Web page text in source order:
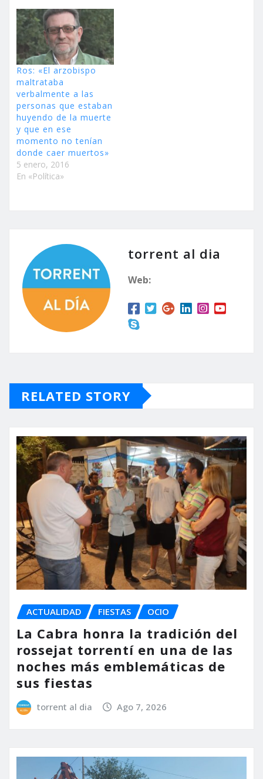
Ros: «El arzobispo
maltrataba
verbalmente a las
personas que estaban
huyendo de la muerte
y que en ese
momento no tenían
donde caer muertos»
5 enero, 2016
En «Política»
torrent al dia
Web:
RELATED STORY
ACTUALIDAD FIESTAS OCIO
La Cabra honra la tradición del
rossejat torrentí en una de las
noches más emblemáticas de
sus fiestas
torrent al dia Ago 7, 2026